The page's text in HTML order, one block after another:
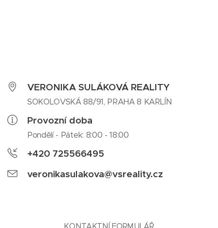
VERONIKA SULÁKOVÁ REALITY
SOKOLOVSKÁ 88/91, PRAHA 8 KARLÍN
Provozní doba
Pondělí - Pátek: 8:00 - 18:00
+420 725566495
veronikasulakova@vsreality.cz